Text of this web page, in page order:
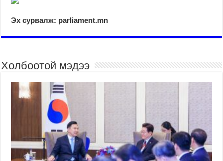
Эх сурвалж: parliament.mn
Холбоотой мэдээ